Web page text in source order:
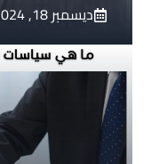
ديسمبر 18, 2024